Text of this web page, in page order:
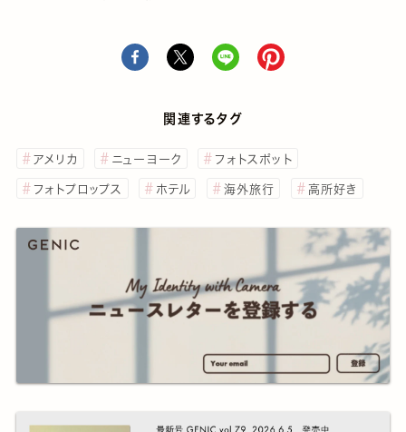
関連するタグ
アメリカ ニューヨーク フォトスポット
フォトプロップス ホテル 海外旅行 高所好き